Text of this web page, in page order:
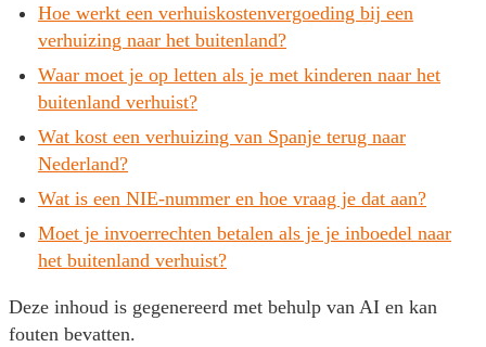
Hoe werkt een verhuiskostenvergoeding bij een
verhuizing naar het buitenland?
Waar moet je op letten als je met kinderen naar het
buitenland verhuist?
Wat kost een verhuizing van Spanje terug naar
Nederland?
Wat is een NIE-nummer en hoe vraag je dat aan?
Moet je invoerrechten betalen als je je inboedel naar
het buitenland verhuist?
Deze inhoud is gegenereerd met behulp van AI en kan
fouten bevatten.